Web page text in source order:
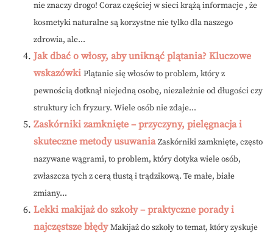
nie znaczy drogo! Coraz częściej w sieci krążą informacje , że
kosmetyki naturalne są korzystne nie tylko dla naszego
zdrowia, ale...
Jak dbać o włosy, aby uniknąć plątania? Kluczowe
wskazówki Plątanie się włosów to problem, który z
pewnością dotknął niejedną osobę, niezależnie od długości czy
struktury ich fryzury. Wiele osób nie zdaje...
Zaskórniki zamknięte – przyczyny, pielęgnacja i
skuteczne metody usuwania Zaskórniki zamknięte, często
nazywane wągrami, to problem, który dotyka wiele osób,
zwłaszcza tych z cerą tłustą i trądzikową. Te małe, białe
zmiany...
Lekki makijaż do szkoły – praktyczne porady i
najczęstsze błędy Makijaż do szkoły to temat, który zyskuje